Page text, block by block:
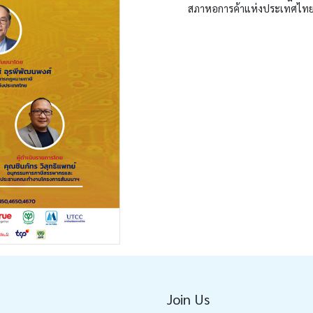
สภาหอการค้าแห่งประเทศไทย
Join Us